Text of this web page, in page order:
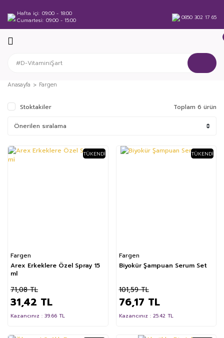
Hafta içi 09:00 - 18:00
Cumartesi 09:00 - 15:00 0850 302 17 65
Anasayfa Fargen
Stoktakiler Toplam 6 ürün
%56 TÜKENDI
Fargen
Arex Erkeklere Özel Spray 15
ml
31,42 TL
71,08 TL
Kazancınız : 39.66 TL
%25 TÜKENDI
Fargen
Biyokür Şampuan Serum Set
76,17 TL
101,59 TL
Kazancınız : 25.42 TL